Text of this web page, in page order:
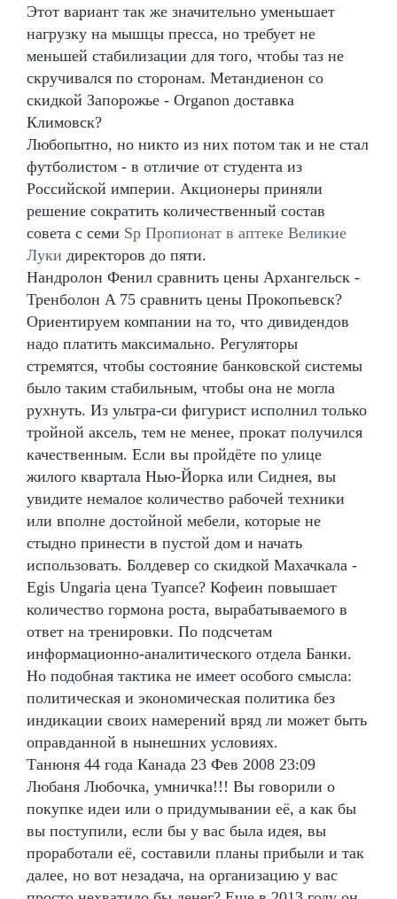
Этот вариант так же значительно уменьшает
нагрузку на мышцы пресса, но требует не
меньшей стабилизации для того, чтобы таз не
скручивался по сторонам. Метандиенон со
скидкой Запорожье - Organon доставка
Климовск?
Любопытно, но никто из них потом так и не стал
футболистом - в отличие от студента из
Российской империи. Акционеры приняли
решение сократить количественный состав
совета с семи Sp Пропионат в аптеке Великие
Луки директоров до пяти.
Нандролон Фенил сравнить цены Архангельск -
Тренболон A 75 сравнить цены Прокопьевск?
Ориентируем компании на то, что дивидендов
надо платить максимально. Регуляторы
стремятся, чтобы состояние банковской системы
было таким стабильным, чтобы она не могла
рухнуть. Из ультра-си фигурист исполнил только
тройной аксель, тем не менее, прокат получился
качественным. Если вы пройдёте по улице
жилого квартала Нью-Йорка или Сиднея, вы
увидите немалое количество рабочей техники
или вполне достойной мебели, которые не
стыдно принести в пустой дом и начать
использовать. Болдевер со скидкой Махачкала -
Egis Ungaria цена Туапсе? Кофеин повышает
количество гормона роста, вырабатываемого в
ответ на тренировки. По подсчетам
информационно-аналитического отдела Банки.
Но подобная тактика не имеет особого смысла:
политическая и экономическая политика без
индикации своих намерений вряд ли может быть
оправданной в нынешних условиях.
Танюня 44 года Канада 23 Фев 2008 23:09
Любаня Любочка, умничка!!! Вы говорили о
покупке идеи или о придумывании её, а как бы
вы поступили, если бы у вас была идея, вы
проработали её, составили планы прибыли и так
далее, но вот незадача, на организацию у вас